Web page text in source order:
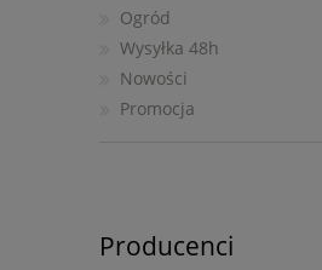
Ogród
Wysyłka 48h
Nowości
Promocja
Producenci